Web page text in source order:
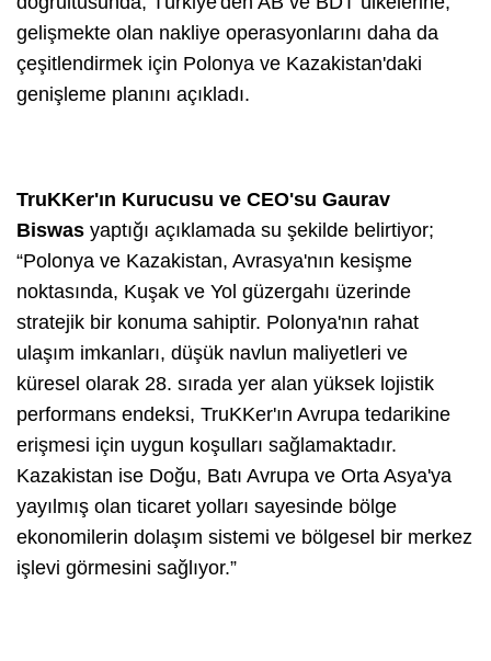
gelişmekte olan nakliye operasyonlarını daha da
çeşitlendirmek için Polonya ve Kazakistan'daki
genişleme planını açıkladı.
TruKKer'ın Kurucusu ve CEO'su Gaurav
Biswas yaptığı açıklamada su şekilde belirtiyor;
“Polonya ve Kazakistan, Avrasya'nın kesişme
noktasında, Kuşak ve Yol güzergahı üzerinde
stratejik bir konuma sahiptir. Polonya'nın rahat
ulaşım imkanları, düşük navlun maliyetleri ve
küresel olarak 28. sırada yer alan yüksek lojistik
performans endeksi, TruKKer'ın Avrupa tedarikine
erişmesi için uygun koşulları sağlamaktadır.
Kazakistan ise Doğu, Batı Avrupa ve Orta Asya'ya
yayılmış olan ticaret yolları sayesinde bölge
ekonomilerin dolaşım sistemi ve bölgesel bir merkez
işlevi görmesini sağlıyor.”